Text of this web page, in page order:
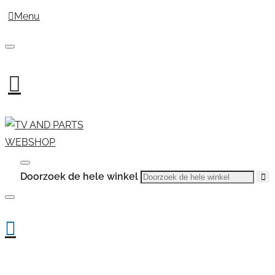
Menu
Doorzoek de hele winkel